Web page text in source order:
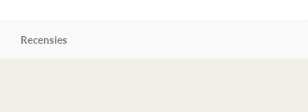
Recensies